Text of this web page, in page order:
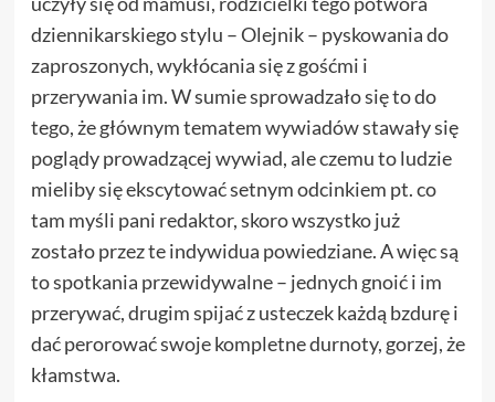
dziennikarskiego stylu – Olejnik – pyskowania do
zaproszonych, wykłócania się z gośćmi i
przerywania im. W sumie sprowadzało się to do
tego, że głównym tematem wywiadów stawały się
poglądy prowadzącej wywiad, ale czemu to ludzie
mieliby się ekscytować setnym odcinkiem pt. co
tam myśli pani redaktor, skoro wszystko już
zostało przez te indywidua powiedziane. A więc są
to spotkania przewidywalne – jednych gnoić i im
przerywać, drugim spijać z usteczek każdą bzdurę i
dać perorować swoje kompletne durnoty, gorzej, że
kłamstwa.